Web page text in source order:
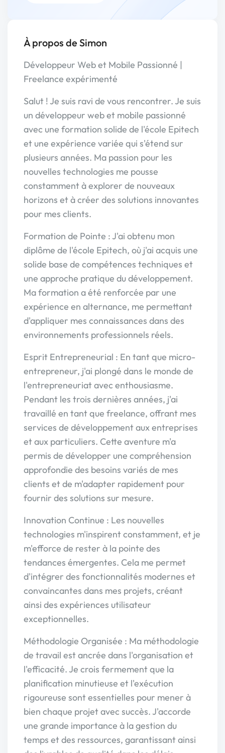
À propos de Simon
Développeur Web et Mobile Passionné |
Freelance expérimenté
Salut ! Je suis ravi de vous rencontrer. Je suis
un développeur web et mobile passionné
avec une formation solide de l'école Epitech
et une expérience variée qui s'étend sur
plusieurs années. Ma passion pour les
nouvelles technologies me pousse
constamment à explorer de nouveaux
horizons et à créer des solutions innovantes
pour mes clients.
Formation de Pointe : J'ai obtenu mon
diplôme de l'école Epitech, où j'ai acquis une
solide base de compétences techniques et
une approche pratique du développement.
Ma formation a été renforcée par une
expérience en alternance, me permettant
d'appliquer mes connaissances dans des
environnements professionnels réels.
Esprit Entrepreneurial : En tant que micro-
entrepreneur, j'ai plongé dans le monde de
l'entrepreneuriat avec enthousiasme.
Pendant les trois dernières années, j'ai
travaillé en tant que freelance, offrant mes
services de développement aux entreprises
et aux particuliers. Cette aventure m'a
permis de développer une compréhension
approfondie des besoins variés de mes
clients et de m'adapter rapidement pour
fournir des solutions sur mesure.
Innovation Continue : Les nouvelles
technologies m'inspirent constamment, et je
m'efforce de rester à la pointe des
tendances émergentes. Cela me permet
d'intégrer des fonctionnalités modernes et
convaincantes dans mes projets, créant
ainsi des expériences utilisateur
exceptionnelles.
Méthodologie Organisée : Ma méthodologie
de travail est ancrée dans l'organisation et
l'efficacité. Je crois fermement que la
planification minutieuse et l'exécution
rigoureuse sont essentielles pour mener à
bien chaque projet avec succès. J'accorde
une grande importance à la gestion du
temps et des ressources, garantissant ainsi